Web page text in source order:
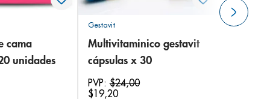
cama
unidades
Gestavit
Multivitaminico gestavit
cápsulas x 30
PVP:$24,00
$19,20